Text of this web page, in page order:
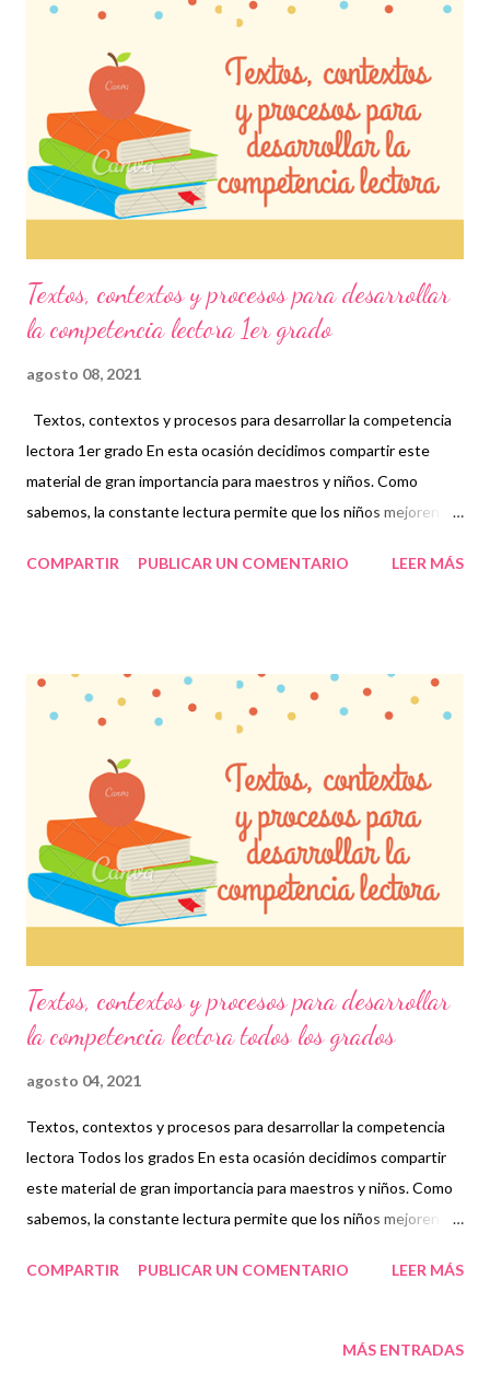
comprenden lo que están leyendo. Comprender lo que los niños
leen es indispensable, no sólo por cumplir con una materia, sino
porque reconocen situaciones que se presentan en diferentes
escenarios y de este modo, ellos mismos pueden emitir una
opinión que es muy importante para su desempeño académico.
Por tal motivo, consideramos que este material es indispensable
para t...
Textos, contextos y procesos para desarrollar
la competencia lectora 1er grado
agosto 08, 2021
Textos, contextos y procesos para desarrollar la competencia
lectora 1er grado En esta ocasión decidimos compartir este
material de gran importancia para maestros y niños. Como
sabemos, la constante lectura permite que los niños mejoren su
aprendizaje que, en conjunto, conforman la competencia
proporciona, es decir, sólo leen por leer pero a veces no
comprenden lo que están leyendo. Comprender lo que los niños
leen es indispensable, no sólo por cumplir con una materia, sino
porque reconocen situaciones que se presentan en diferentes
escenarios y de este modo, ellos mismos pueden emitir una
opinión que es muy importante para su desempeño académico.
Por tal motivo, consideramos que este material es indispensable
para todas ...
COMPARTIR PUBLICAR UN COMENTARIO LEER MÁS
Textos, contextos y procesos para desarrollar
la competencia lectora todos los grados
agosto 04, 2021
Textos, contextos y procesos para desarrollar la competencia
lectora Todos los grados En esta ocasión decidimos compartir
este material de gran importancia para maestros y niños. Como
sabemos, la constante lectura permite que los niños mejoren su
aprendizaje que, en conjunto, conforman la competencia
en leer únicamente rápido y dejan de lado lo que les quiere dar a
COMPARTIR PUBLICAR UN COMENTARIO LEER MÁS
MÁS ENTRADAS